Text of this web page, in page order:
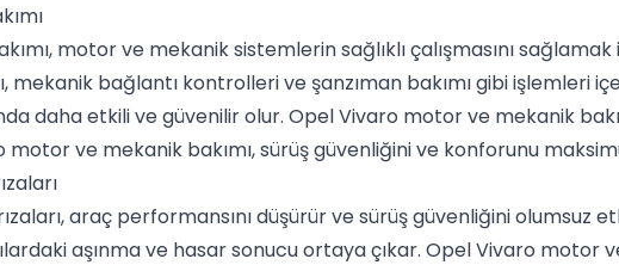
motor ve mekanik sistemlerin sağlıklı çalışmasını
mekanik bağlantı kontrolleri ve şanzıman bakımı gibi işlemleri
daha etkili ve güvenilir olur. Opel Vivaro motor ve mekanik
motor ve mekanik bakımı, sürüş güvenliğini ve konforunu
araç performansını düşürür ve sürüş güvenliğini olumsuz
aşınma ve hasar sonucu ortaya çıkar. Opel Vivaro motor